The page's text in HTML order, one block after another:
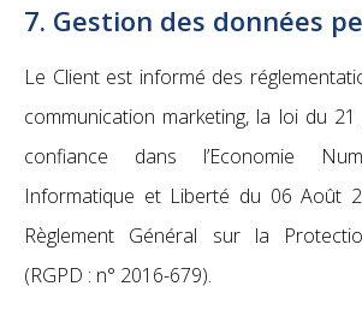
7. Gestion des données
Le Client est informé des
communication marketing, la loi du
confiance dans l’Economie
Informatique et Liberté du 06 Août
Règlement Général sur la
(RGPD : n° 2016-679).